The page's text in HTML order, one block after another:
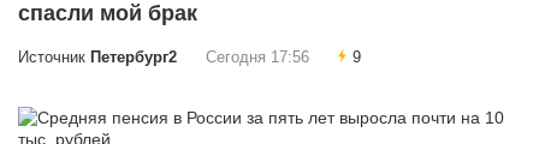
спасли мой брак
Источник Петербург2 Сегодня 17:56 9